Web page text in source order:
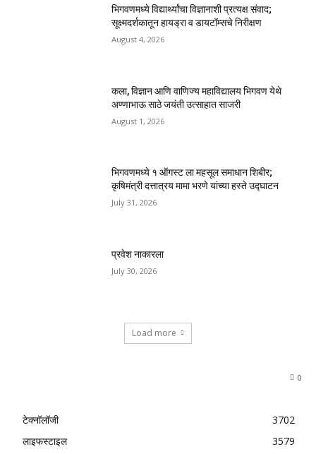
भिगवणमध्ये विद्यार्थ्यांचा विज्ञानाशी प्रत्यक्ष संवाद;
सूक्ष्मदर्शकातून हायड्रा व डायटॉम्सचे निरीक्षण
August 4, 2026
कला, विज्ञान आणि वाणिज्य महाविद्यालय भिगवण येथे
अण्णाभाऊ साठे जयंती उत्साहात साजरी
August 1, 2026
भिगवणमध्ये १ ऑगस्ट ला महसूल समाधान शिबीर;
कृषिमंत्री दत्तात्रय मामा भरणे यांच्या हस्ते उद्घाटन
July 31, 2026
प्रवेश नाकारला
July 30, 2026
Load more
0
टेक्नॉलॉजी
3702
लाइफस्टाइल
3579